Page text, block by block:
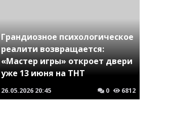
Грандиозное психологическое
реалити возвращается:
«Мастер игры» откроет двери
уже 13 июня на ТНТ
26.05.2026 20:45 0 6812